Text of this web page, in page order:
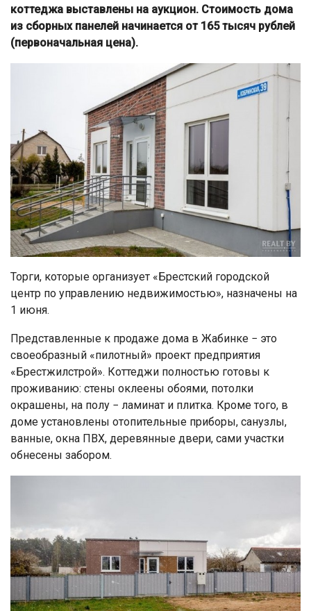
коттеджа выставлены на аукцион. Стоимость дома
из сборных панелей начинается от 165 тысяч рублей
(первоначальная цена).
Торги, которые организует «Брестский городской
центр по управлению недвижимостью», назначены на
1 июня.
Представленные к продаже дома в Жабинке − это
своеобразный «пилотный» проект предприятия
«Брестжилстрой». Коттеджи полностью готовы к
проживанию: стены оклеены обоями, потолки
окрашены, на полу − ламинат и плитка. Кроме того, в
доме установлены отопительные приборы, санузлы,
ванные, окна ПВХ, деревянные двери, сами участки
обнесены забором.